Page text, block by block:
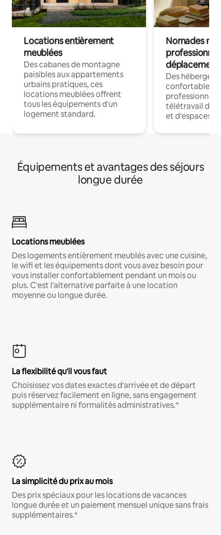
Locations entièrement
meublées
Des cabanes de montagne
paisibles aux appartements
urbains pratiques, ces
locations meublées offrent
tous les équipements d'un
logement standard.
Nomades
déplacement
Des
confortables
professionnels
télétravail
et d'espaces
Équipements et avantages des séjours
longue durée
Locations meublées
Des logements entièrement meublés avec une cuisine,
le wifi et les équipements dont vous avez besoin pour
vous installer confortablement pendant un mois ou
plus. C'est l'alternative parfaite à une location
moyenne ou longue durée.
La flexibilité qu'il vous faut
Choisissez vos dates exactes d'arrivée et de départ
puis réservez facilement en ligne, sans engagement
supplémentaire ni formalités administratives.*
La simplicité du prix au mois
Des prix spéciaux pour les locations de vacances
longue durée et un paiement mensuel unique sans frais
supplémentaires.*